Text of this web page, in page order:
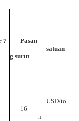
7 Pasan
g surut
satuan
16
USD/to
n